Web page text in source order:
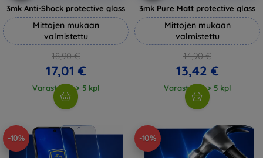
3mk Anti-Shock protective glass
Mittojen mukaan
valmistettu
18,90 €
17,01 €
Varastossa > 5 kpl
3mk Pure Matt protective glass
Mittojen mukaan
valmistettu
14,90 €
13,42 €
Varastossa > 5 kpl
-10% -10%